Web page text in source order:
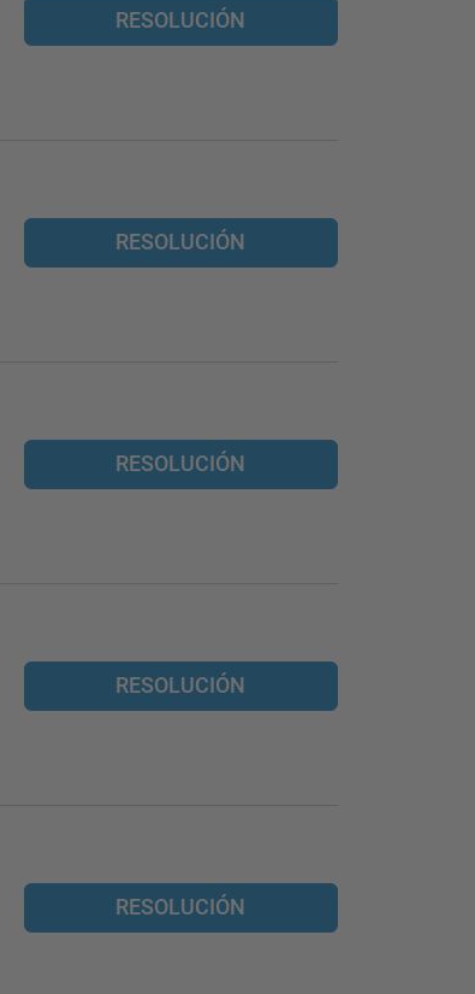
RESOLUCIÓN
RESOLUCIÓN
RESOLUCIÓN
RESOLUCIÓN
RESOLUCIÓN